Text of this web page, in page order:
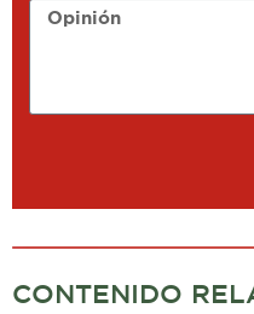
Opinión
CONTENIDO